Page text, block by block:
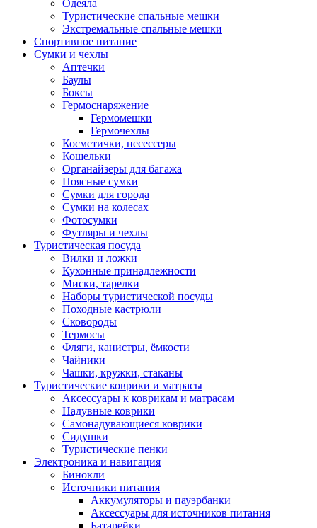
Одеяла
Туристические спальные мешки
Экстремальные спальные мешки
Спортивное питание
Сумки и чехлы
Аптечки
Баулы
Боксы
Гермоснаряжение
Гермомешки
Гермочехлы
Косметички, несессеры
Кошельки
Органайзеры для багажа
Поясные сумки
Сумки для города
Сумки на колесах
Фотосумки
Футляры и чехлы
Туристическая посуда
Вилки и ложки
Кухонные принадлежности
Миски, тарелки
Наборы туристической посуды
Походные кастрюли
Сковороды
Термосы
Фляги, канистры, ёмкости
Чайники
Чашки, кружки, стаканы
Туристические коврики и матрасы
Аксессуары к коврикам и матрасам
Надувные коврики
Самонадувающиеся коврики
Сидушки
Туристические пенки
Электроника и навигация
Бинокли
Источники питания
Аккумуляторы и пауэрбанки
Аксессуары для источников питания
Батарейки